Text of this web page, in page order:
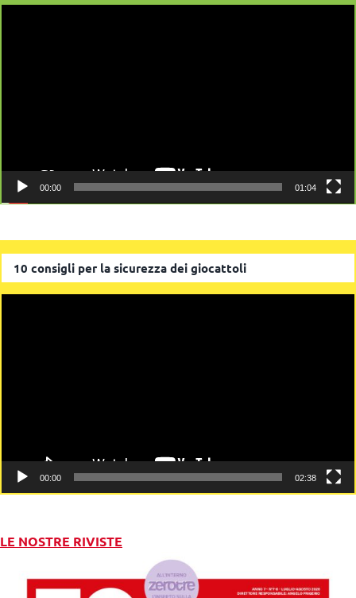
00:00 01:04
10 consigli per la sicurezza dei giocattoli
00:00 02:38
LE NOSTRE RIVISTE